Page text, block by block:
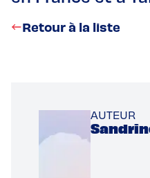
Retour à la liste
AUTEUR